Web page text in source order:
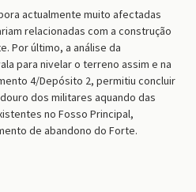
actualmente muito afectadas
relacionadas com a construção
Por último, a análise da
para nivelar o terreno assim e na
4/Depósito 2, permitiu concluir
dos militares aquando das
no Fosso Principal,
de abandono do Forte.